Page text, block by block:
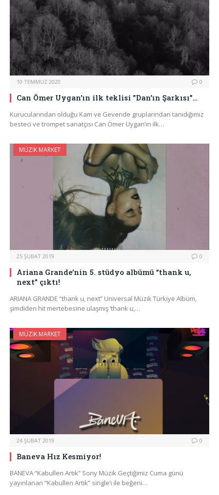
10 TEMMUZ 2020 0
Can Ömer Uygan’ın ilk teklisi ”Dan’ın Şarkısı”…
Kurucularından olduğu Kam ve Gevende gruplarından tanıdığımız
besteci ve trompet sanatçısı Can Ömer Uygan’ın ilk…
MÜZIK MARKET
25 ŞUBAT 2019 0
Ariana Grande’nin 5. stüdyo albümü “thank u,
next” çıktı!
ARIANA GRANDE “thank u, next” Universal Müzik Türkiye Albüm,
şimdiden hit mertebesine ulaşmış ‘thank u,…
MÜZIK MARKET
24 ŞUBAT 2019 0
Baneva Hız Kesmiyor!
BANEVA “Kabullen Artık” Sony Müzik Geçtiğimiz Cuma günü
yayınlanan “Kabullen Artık” single’ı ile beğeni…